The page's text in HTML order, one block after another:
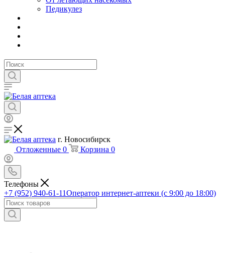
Педикулез
г. Новосибирск
Отложенные 0 Корзина 0
Телефоны
+7 (952) 940-61-11Оператор интернет-аптеки (с 9:00 до 18:00)